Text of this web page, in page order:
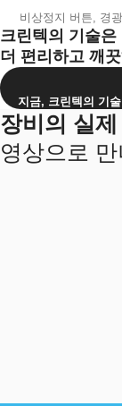
비상정지 버튼, 경
크린텍의 기술
더 편리하고 깨
지금, 크린텍의 기
장비의 실
영상으로